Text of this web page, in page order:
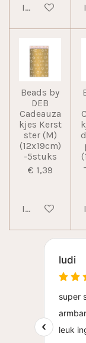
In
Beads by
DEB
Cadeauza
kjes Kerst
ster (M)
(12x19cm)
-5stuks
€ 1,39
In